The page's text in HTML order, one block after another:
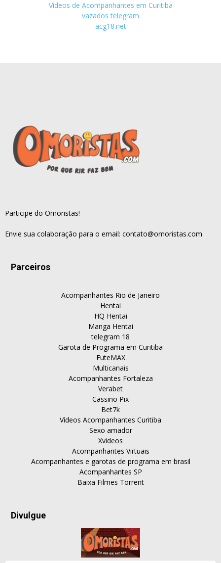
Vídeos de Acompanhantes em Curitiba
vazados telegram
acg18.net
Participe do Omoristas!
Envie sua colaboração para o email: contato@omoristas.com
Parceiros
Acompanhantes Rio de Janeiro
Hentai
HQ Hentai
Manga Hentai
telegram 18
Garota de Programa em Curitiba
FuteMAX
Multicanais
Acompanhantes Fortaleza
Verabet
Cassino Pix
Bet7k
Vídeos Acompanhantes Curitiba
Sexo amador
Xvideos
Acompanhantes Virtuais
Acompanhantes e garotas de programa em brasil
Acompanhantes SP
Baixa Filmes Torrent
Divulgue